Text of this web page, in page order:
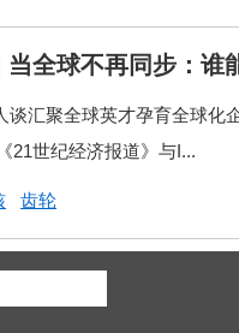
当全球不再同步：谁
汇聚全球英才孕育全球化
世纪经济报道》与I...
齿轮